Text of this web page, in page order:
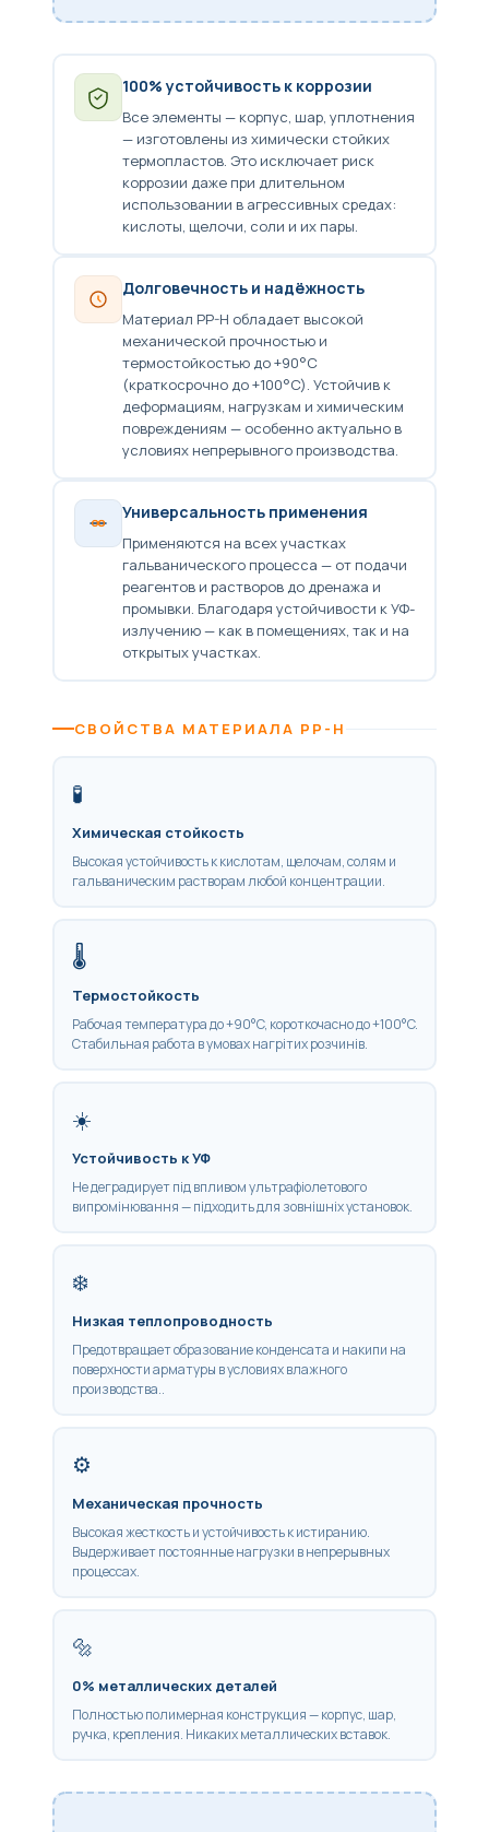
100% устойчивость к коррозии
Все элементы — корпус, шар, уплотнения
— изготовлены из химически стойких
термопластов. Это исключает риск
коррозии даже при длительном
использовании в агрессивных средах:
кислоты, щелочи, соли и их пары.
Долговечность и надёжность
Материал PP-H обладает высокой
механической прочностью и
термостойкостью до +90°C
(краткосрочно до +100°C). Устойчив к
деформациям, нагрузкам и химическим
повреждениям — особенно актуально в
условиях непрерывного производства.
Универсальность применения
Применяются на всех участках
гальванического процесса — от подачи
реагентов и растворов до дренажа и
промывки. Благодаря устойчивости к УФ-
излучению — как в помещениях, так и на
открытых участках.
СВОЙСТВА МАТЕРИАЛА PP-H
🧪
Химическая стойкость
Высокая устойчивость к кислотам, щелочам, солям и
гальваническим растворам любой концентрации.
🌡️
Термостойкость
Рабочая температура до +90°C, короткочасно до +100°C.
Стабильная работа в умовах нагрітих розчинів.
☀️
Устойчивость к УФ
Не деградирует під впливом ультрафіолетового
випромінювання — підходить для зовнішніх установок.
❄️
Низкая теплопроводность
Предотвращает образование конденсата и накипи на
поверхности арматуры в условиях влажного
производства..
⚙️
Механическая прочность
Высокая жесткость и устойчивость к истиранию.
Выдерживает постоянные нагрузки в непрерывных
процессах.
🔩
0% металлических деталей
Полностью полимерная конструкция — корпус, шар,
ручка, крепления. Никаких металлических вставок.